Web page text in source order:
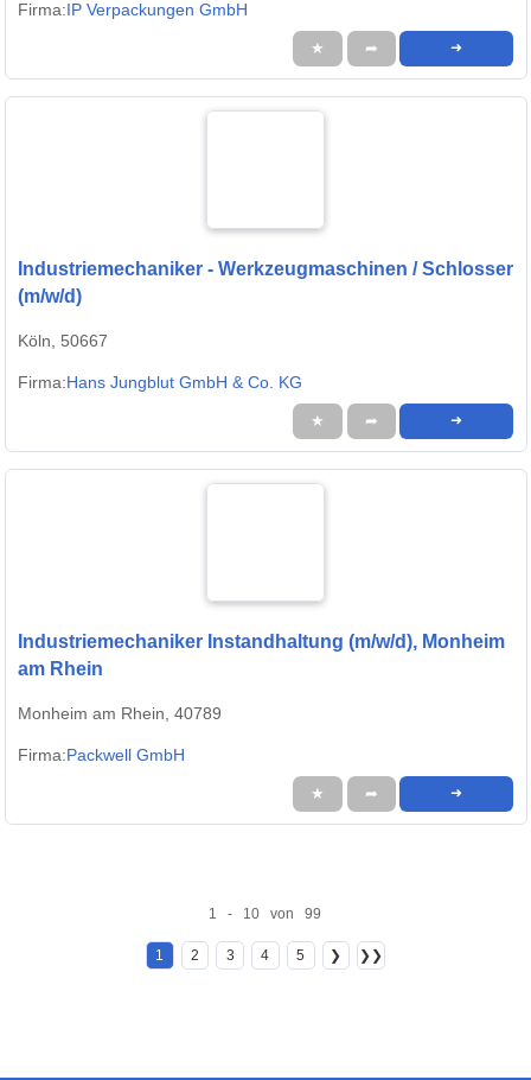
Firma:IP Verpackungen GmbH
★ ➦ ➜
Industriemechaniker - Werkzeugmaschinen / Schlosser
(m/w/d)
Köln, 50667
Firma:Hans Jungblut GmbH & Co. KG
★ ➦ ➜
Industriemechaniker Instandhaltung (m/w/d), Monheim
am Rhein
Monheim am Rhein, 40789
Firma:Packwell GmbH
★ ➦ ➜
1 - 10 von 99
1 2 3 4 5 ❯ ❯❯